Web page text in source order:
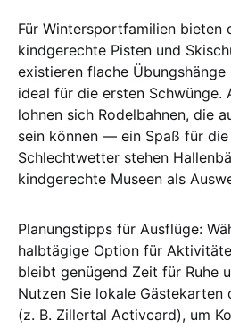
Für Wintersportfamilien bieten
kindgerechte Pisten und
existieren flache
ideal für die ersten Schwünge.
lohnen sich Rodelbahnen, die
sein können — ein Spaß für die
Schlechtwetter stehen
kindgerechte Museen als
Planungstipps für Ausflüge:
halbtägige Option für
bleibt genügend Zeit für Ruhe
Nutzen Sie lokale Gästekarten
(z. B. Zillertal Activcard), um